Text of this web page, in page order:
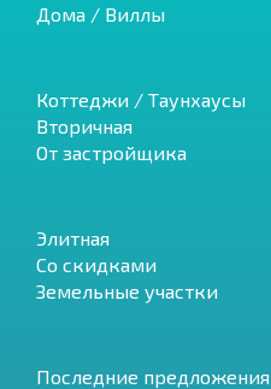
Дома / Виллы
Коттеджи / Таунхаусы
Вторичная
От застройщика
Элитная
Со скидками
Земельные участки
Последние предложения